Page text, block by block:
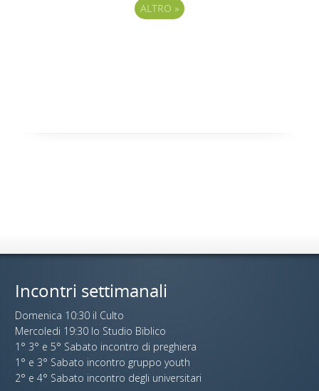
ALTRO »
Incontri settimanali
Domenica 10:30 il Culto
Mercoledi 19:30 lo Studio Biblico
1° 3° e 5° Sabato incontro di preghiera
1° e 3° Sabato incontro gruppo youth
2° e 4° Sabato incontro degli universitari